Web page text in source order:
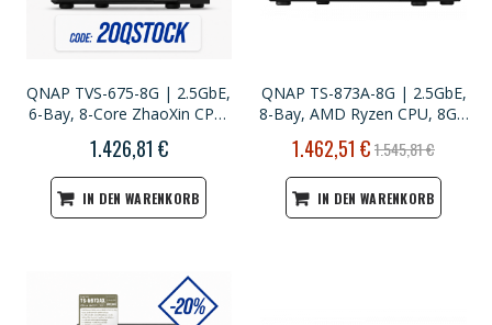
QNAP TVS-675-8G | 2.5GbE,
6-Bay, 8-Core ZhaoXin CPU,
Slots, SMB NAS
1.426,81 €
IN DEN WARENKORB
QNAP TS-873A-8G | 2.5GbE,
8-Bay, AMD Ryzen CPU, 8GB
SMB NAS
Sonderpreis
1.462,51 €1.545,81 €
IN DEN WARENKORB